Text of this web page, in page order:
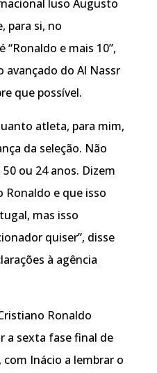
luso Augusto
para si, no
e mais 10”,
avançado do Al Nassr
que possível.
atleta, para mim,
da seleção. Não
ou 24 anos. Dizem
e que isso
mas isso
quiser”, disse
à agência
Ronaldo
a sexta fase final de
Inácio a lembrar o